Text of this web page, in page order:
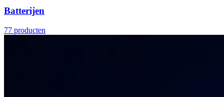
Batterijen
77 producten